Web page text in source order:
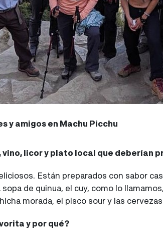
y amigos en Machu Picchu
vino, licor y plato local que deberían
Están preparados con sabor
de quinua, el cuy, como lo
morada, el pisco sour y las
y por qué?